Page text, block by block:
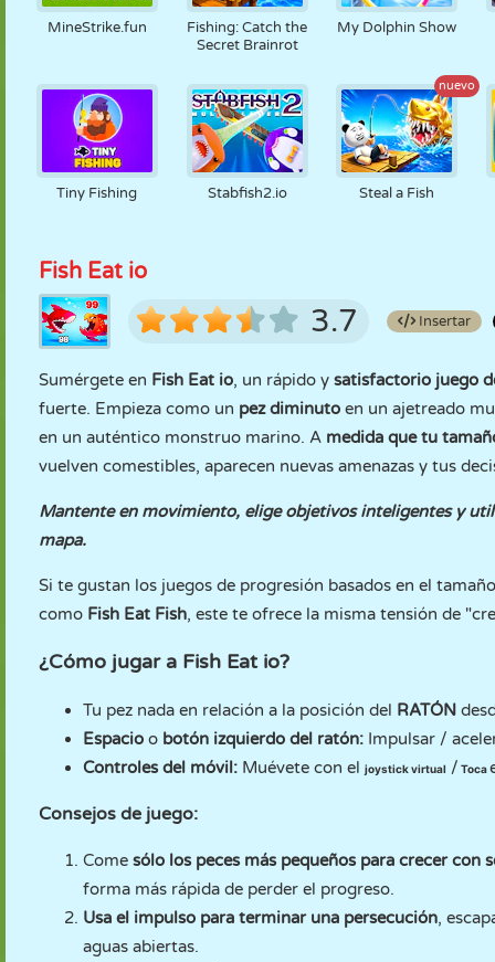
MineStrike.fun
Fishing: Catch the
Secret Brainrot
My Dolphin Show
Tiny Fishing Stabfish2.io
nuevo
Steal a Fish
Fish Eat io
3.7 Insertar
Sumérgete en Fish Eat io, un rápido y satisfactorio juego
fuerte. Empieza como un pez diminuto en un ajetreado
en un auténtico monstruo marino. A medida que tu
vuelven comestibles, aparecen nuevas amenazas y tus
Mantente en movimiento, elige objetivos inteligentes y
mapa.
Si te gustan los juegos de progresión basados en el
como Fish Eat Fish, este te ofrece la misma tensión de
¿Cómo jugar a Fish Eat io?
Tu pez nada en relación a la posición del RATÓN
Espacio o botón izquierdo del ratón: Impulsar /
Controles del móvil: Muévete con el joystick virtual / Toca
Consejos de juego:
Come sólo los peces más pequeños para crecer con
forma más rápida de perder el progreso.
Usa el impulso para terminar una persecución,
aguas abiertas.